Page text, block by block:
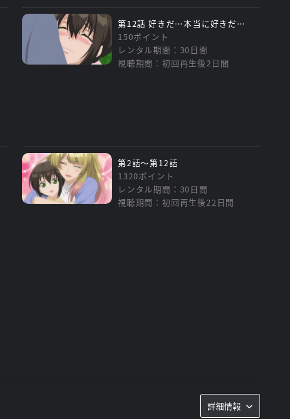
第12話 好きだ…本当に好きだ…
150ポイント
レンタル期間：30日間
視聴期間：初回再生後2日間
第2話～第12話
1320ポイント
レンタル期間：30日間
視聴期間：初回再生後22日間
詳細情報